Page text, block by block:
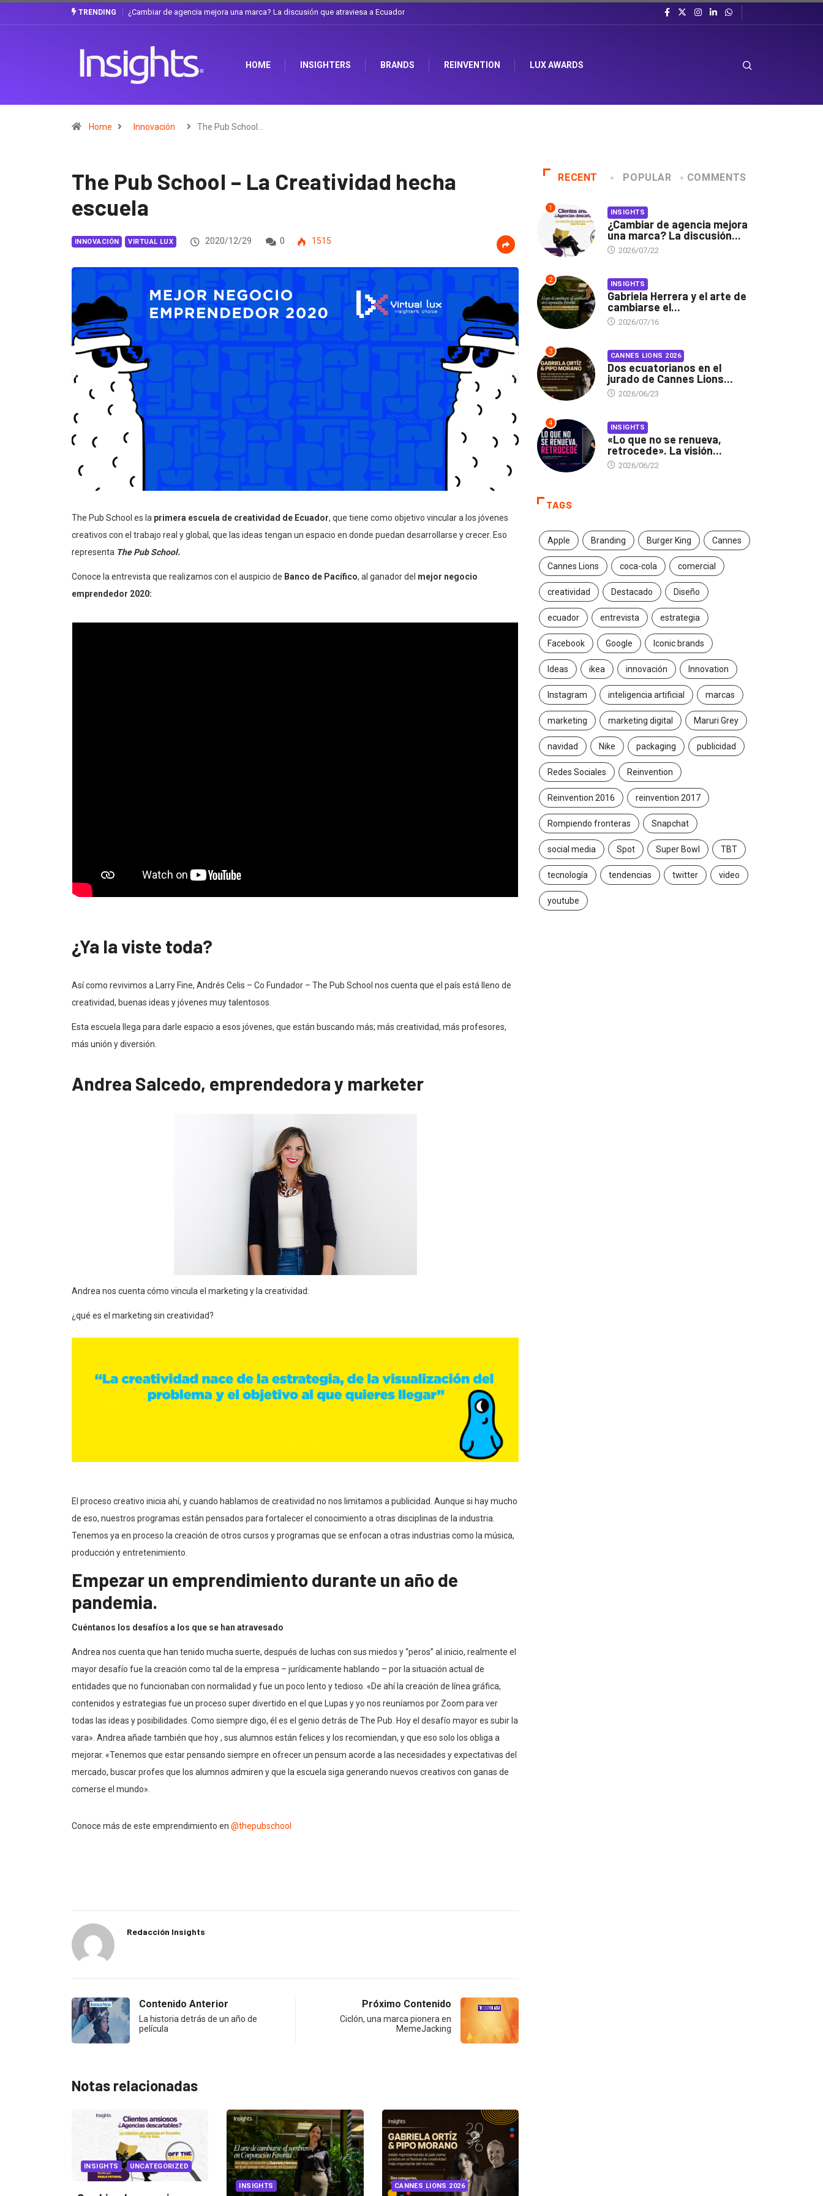
TRENDING Gabriela Herrera y el arte de cambiarse el sombrero en Corporación Favorita
HOME INSIGHTERS BRANDS REINVENTION LUX AWARDS
Home Innovación The Pub School…
The Pub School – La Creatividad hecha
escuela
INNOVACIÓN VIRTUAL LUX 2020/12/29 0 1515
The Pub School es la primera escuela de creatividad de Ecuador, que tiene como objetivo vincular a los jóvenes
creativos con el trabajo real y global, que las ideas tengan un espacio en donde puedan desarrollarse y crecer. Eso
representa The Pub School.
Conoce la entrevista que realizamos con el auspicio de Banco de Pacífico, al ganador del mejor negocio
emprendedor 2020:
¿Ya la viste toda?
Así como revivimos a Larry Fine, Andrés Celis – Co Fundador – The Pub School nos cuenta que el país está lleno de
creatividad, buenas ideas y jóvenes muy talentosos.
Esta escuela llega para darle espacio a esos jóvenes, que están buscando más; más creatividad, más profesores,
más unión y diversión.
Andrea Salcedo, emprendedora y marketer
Andrea nos cuenta cómo vincula el marketing y la creatividad:
¿qué es el marketing sin creatividad?
El proceso creativo inicia ahí, y cuando hablamos de creatividad no nos limitamos a publicidad. Aunque si hay mucho
de eso, nuestros programas están pensados para fortalecer el conocimiento a otras disciplinas de la industria.
Tenemos ya en proceso la creación de otros cursos y programas que se enfocan a otras industrias como la música,
producción y entretenimiento.
Empezar un emprendimiento durante un año de
pandemia.
Cuéntanos los desafíos a los que se han atravesado
Andrea nos cuenta que han tenido mucha suerte, después de luchas con sus miedos y “peros” al inicio, realmente el
mayor desafío fue la creación como tal de la empresa – jurídicamente hablando – por la situación actual de
entidades que no funcionaban con normalidad y fue un poco lento y tedioso. «De ahí la creación de línea gráfica,
contenidos y estrategias fue un proceso super divertido en el que Lupas y yo nos reuníamos por Zoom para ver
todas las ideas y posibilidades. Como siempre digo, él es el genio detrás de The Pub. Hoy el desafío mayor es subir la
vara». Andrea añade también que hoy , sus alumnos están felices y los recomiendan, y que eso solo los obliga a
mejorar. «Tenemos que estar pensando siempre en ofrecer un pensum acorde a las necesidades y expectativas del
mercado, buscar profes que los alumnos admiren y que la escuela siga generando nuevos creativos con ganas de
comerse el mundo».
Conoce más de este emprendimiento en @thepubschool
Redacción Insights
Contenido Anterior
La historia detrás de un año de
película
Próximo Contenido
Ciclón, una marca pionera en
MemeJacking
Notas relacionadas
INSIGHTS UNCATEGORIZED
INSIGHTS CANNES LIONS 2026
RECENT POPULAR COMMENTS
1 INSIGHTS
¿Cambiar de agencia mejora
una marca? La discusión...
2026/07/22
2 INSIGHTS
Gabriela Herrera y el arte de
cambiarse el...
2026/07/16
3 CANNES LIONS 2026
Dos ecuatorianos en el
jurado de Cannes Lions...
2026/06/23
4 INSIGHTS
«Lo que no se renueva,
retrocede». La visión...
2026/06/22
TAGS
Apple Branding Burger King Cannes
Cannes Lions coca-cola comercial
creatividad Destacado Diseño
ecuador entrevista estrategia
Facebook Google Iconic brands
Ideas ikea innovación Innovation
Instagram inteligencia artificial marcas
marketing marketing digital Maruri Grey
navidad Nike packaging publicidad
Redes Sociales Reinvention
Reinvention 2016 reinvention 2017
Rompiendo fronteras Snapchat
social media Spot Super Bowl TBT
tecnología tendencias twitter video
youtube